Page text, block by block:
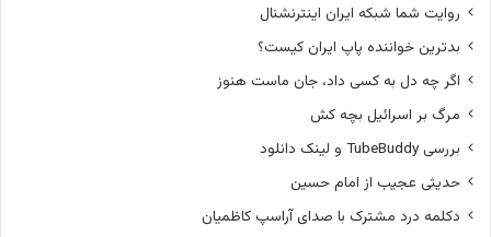
روایت شما شبکه ایران اینترنشنال
بدترین خواننده پاپ ایران کیست؟
اگر چه دل به کسی داد، جان ماست هنوز
مرگ بر اسرائیل بچه کش
بررسی TubeBuddy و لینک دانلود
حدیثی عجیب از امام حسین
دکلمه درد مشترک با صدای آراسپ کاظمیان